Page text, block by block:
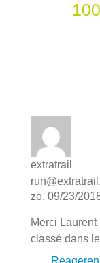
extratrail
zo, 09/23/
Merci
classé dans
Reageren